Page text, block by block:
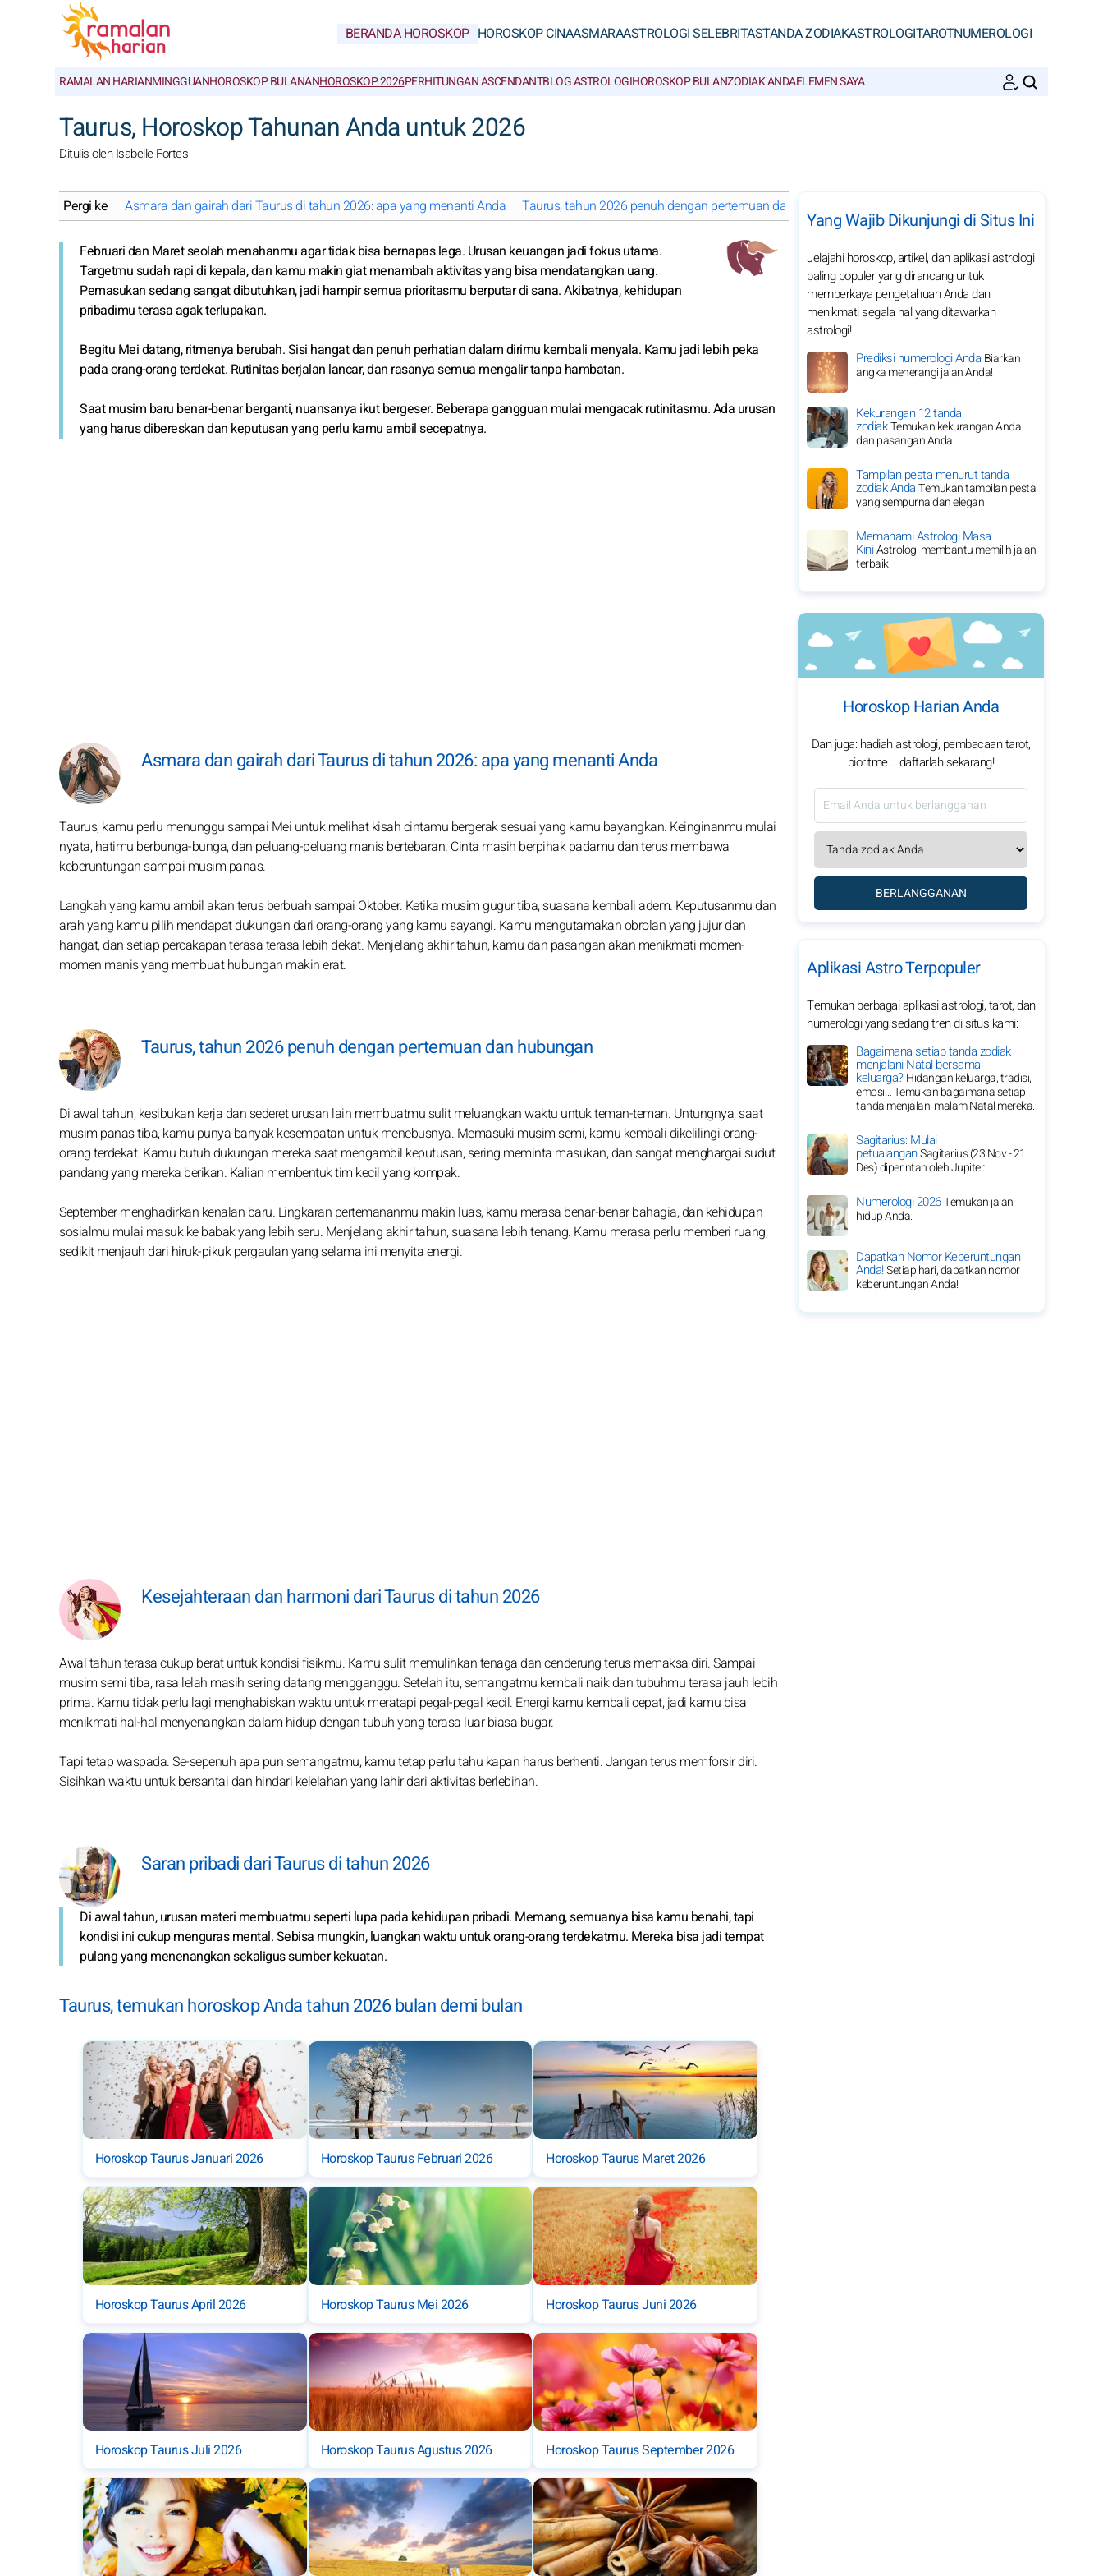
BERANDA HOROSKOP HOROSKOP CINAASMARAASTROLOGI SELEBRITASTANDA ZODIAKASTROLOGITAROTNUMEROLOGI
RAMALAN HARIANMINGGUANHOROSKOP BULANANHOROSKOP 2026PERHITUNGAN ASCENDANTBLOG ASTROLOGIHOROSKOP BULANZODIAK ANDAELEMEN SAYA
Taurus, Horoskop Tahunan Anda untuk 2026
Ditulis oleh Isabelle Fortes
Pergi ke Asmara dan gairah dari Taurus di tahun 2026: apa yang menanti Anda Taurus, tahun 2026 penuh dengan pertemuan dan hubungan
Februari dan Maret seolah menahanmu agar tidak bisa bernapas lega. Urusan keuangan jadi fokus utama.
Targetmu sudah rapi di kepala, dan kamu makin giat menambah aktivitas yang bisa mendatangkan uang.
Pemasukan sedang sangat dibutuhkan, jadi hampir semua prioritasmu berputar di sana. Akibatnya, kehidupan
pribadimu terasa agak terlupakan.
Begitu Mei datang, ritmenya berubah. Sisi hangat dan penuh perhatian dalam dirimu kembali menyala. Kamu jadi lebih peka
pada orang-orang terdekat. Rutinitas berjalan lancar, dan rasanya semua mengalir tanpa hambatan.
Saat musim baru benar-benar berganti, nuansanya ikut bergeser. Beberapa gangguan mulai mengacak rutinitasmu. Ada urusan
yang harus dibereskan dan keputusan yang perlu kamu ambil secepatnya.
Asmara dan gairah dari Taurus di tahun 2026: apa yang menanti Anda
Taurus, kamu perlu menunggu sampai Mei untuk melihat kisah cintamu bergerak sesuai yang kamu bayangkan. Keinginanmu mulai
nyata, hatimu berbunga-bunga, dan peluang-peluang manis bertebaran. Cinta masih berpihak padamu dan terus membawa
keberuntungan sampai musim panas.
Langkah yang kamu ambil akan terus berbuah sampai Oktober. Ketika musim gugur tiba, suasana kembali adem. Keputusanmu dan
arah yang kamu pilih mendapat dukungan dari orang-orang yang kamu sayangi. Kamu mengutamakan obrolan yang jujur dan
hangat, dan setiap percakapan terasa terasa lebih dekat. Menjelang akhir tahun, kamu dan pasangan akan menikmati momen-
momen manis yang membuat hubungan makin erat.
Taurus, tahun 2026 penuh dengan pertemuan dan hubungan
Di awal tahun, kesibukan kerja dan sederet urusan lain membuatmu sulit meluangkan waktu untuk teman-teman. Untungnya, saat
musim panas tiba, kamu punya banyak kesempatan untuk menebusnya. Memasuki musim semi, kamu kembali dikelilingi orang-
orang terdekat. Kamu butuh dukungan mereka saat mengambil keputusan, sering meminta masukan, dan sangat menghargai sudut
pandang yang mereka berikan. Kalian membentuk tim kecil yang kompak.
September menghadirkan kenalan baru. Lingkaran pertemananmu makin luas, kamu merasa benar-benar bahagia, dan kehidupan
sosialmu mulai masuk ke babak yang lebih seru. Menjelang akhir tahun, suasana lebih tenang. Kamu merasa perlu memberi ruang,
sedikit menjauh dari hiruk-pikuk pergaulan yang selama ini menyita energi.
Kesejahteraan dan harmoni dari Taurus di tahun 2026
Awal tahun terasa cukup berat untuk kondisi fisikmu. Kamu sulit memulihkan tenaga dan cenderung terus memaksa diri. Sampai
musim semi tiba, rasa lelah masih sering datang mengganggu. Setelah itu, semangatmu kembali naik dan tubuhmu terasa jauh lebih
prima. Kamu tidak perlu lagi menghabiskan waktu untuk meratapi pegal-pegal kecil. Energi kamu kembali cepat, jadi kamu bisa
menikmati hal-hal menyenangkan dalam hidup dengan tubuh yang terasa luar biasa bugar.
Tapi tetap waspada. Se-sepenuh apa pun semangatmu, kamu tetap perlu tahu kapan harus berhenti. Jangan terus memforsir diri.
Sisihkan waktu untuk bersantai dan hindari kelelahan yang lahir dari aktivitas berlebihan.
Saran pribadi dari Taurus di tahun 2026
Di awal tahun, urusan materi membuatmu seperti lupa pada kehidupan pribadi. Memang, semuanya bisa kamu benahi, tapi
kondisi ini cukup menguras mental. Sebisa mungkin, luangkan waktu untuk orang-orang terdekatmu. Mereka bisa jadi tempat
pulang yang menenangkan sekaligus sumber kekuatan.
Taurus, temukan horoskop Anda tahun 2026 bulan demi bulan
Horoskop Taurus Januari 2026 Horoskop Taurus Februari 2026 Horoskop Taurus Maret 2026
Horoskop Taurus April 2026 Horoskop Taurus Mei 2026 Horoskop Taurus Juni 2026
Horoskop Taurus Juli 2026 Horoskop Taurus Agustus 2026 Horoskop Taurus September 2026
Yang Wajib Dikunjungi di Situs Ini
Jelajahi horoskop, artikel, dan aplikasi astrologi
paling populer yang dirancang untuk
memperkaya pengetahuan Anda dan
menikmati segala hal yang ditawarkan
astrologi!
Prediksi numerologi Anda Biarkan
angka menerangi jalan Anda!
Kekurangan 12 tanda
zodiakTemukan kekurangan Anda
dan pasangan Anda
Tampilan pesta menurut tanda
zodiak AndaTemukan tampilan pesta
yang sempurna dan elegan
Memahami Astrologi Masa
KiniAstrologi membantu memilih jalan
terbaik
Horoskop Harian Anda
Dan juga: hadiah astrologi, pembacaan tarot,
bioritme... daftarlah sekarang!
BERLANGGANAN
Aplikasi Astro Terpopuler
Temukan berbagai aplikasi astrologi, tarot, dan
numerologi yang sedang tren di situs kami:
Bagaimana setiap tanda zodiak
menjalani Natal bersama
keluarga?Hidangan keluarga, tradisi,
emosi… Temukan bagaimana setiap
tanda menjalani malam Natal mereka.
Sagitarius: Mulai
petualanganSagitarius (23 Nov - 21
Des) diperintah oleh Jupiter
Numerologi 2026Temukan jalan
hidup Anda.
Dapatkan Nomor Keberuntungan
Anda!Setiap hari, dapatkan nomor
keberuntungan Anda!